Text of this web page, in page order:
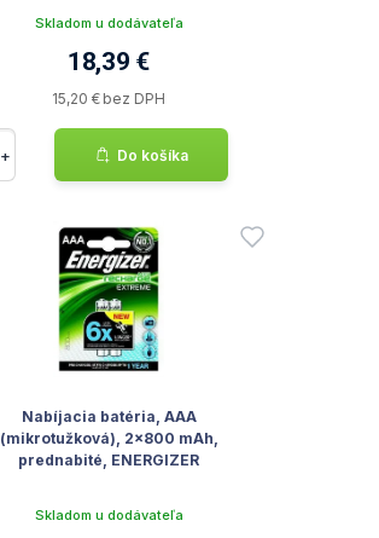
Skladom u dodávateľa
18,39 €
15,20 € bez DPH
+ Do košíka
Nabíjacia batéria, AAA
(mikrotužková), 2x800 mAh,
prednabité, ENERGIZER
Skladom u dodávateľa